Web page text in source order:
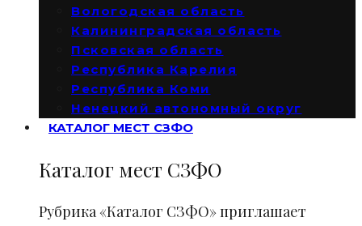
Вологодская область
Калининградская область
Псковская область
Республика Карелия
Республика Коми
Ненецкий автономный округ
КАТАЛОГ МЕСТ СЗФО
Каталог мест СЗФО
Рубрика «Каталог СЗФО» приглашает